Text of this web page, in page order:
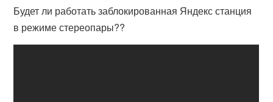
Будет ли работать заблокированная Яндекс станция
в режиме стереопары??